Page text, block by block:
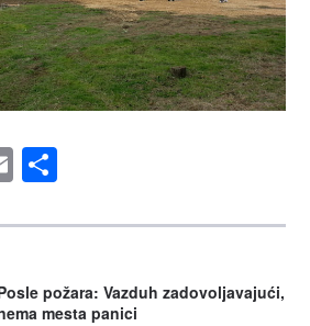
požara: Vazduh zadovoljavajući,
mesta panici
Email